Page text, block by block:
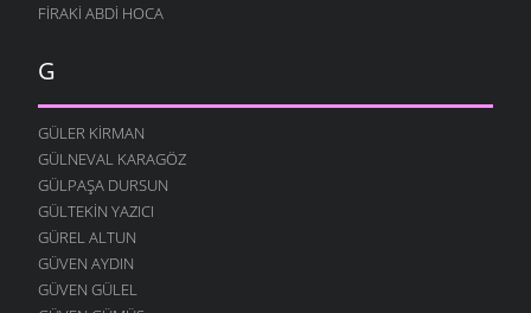
FIRAKI ABDI HOCA
G
GÜLER KIRMAN
GÜLNEVAL KARAGÖZ
GÜLPAŞA DURSUN
GÜLTEKIN YAZICI
GÜREL ALTUN
GÜVEN AYDIN
GÜVEN GÜLEL